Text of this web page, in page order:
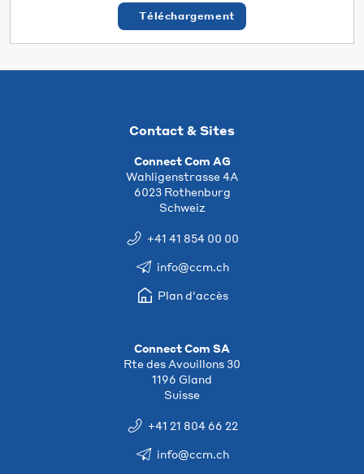
Téléchargement
Contact & Sites
Connect Com AG
Wahligenstrasse 4A
6023 Rothenburg
Schweiz
+41 41 854 00 00
info@ccm.ch
Plan d'accès
Connect Com SA
Rte des Avouillons 30
1196 Gland
Suisse
+41 21 804 66 22
info@ccm.ch